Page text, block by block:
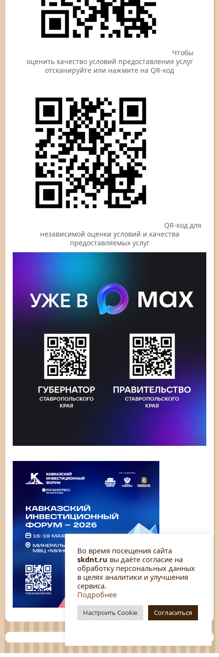
Чтобы
оценить качество условий предоставления услуг
отсканируйте или нажмите на QR-код
QR-код для
независимой оценки условий и качества
предоставляемых услуг
Во время посещения сайта
skdnt.ru вы даёте согласие на
обработку персональных данных
в целях аналитики и улучшения
сервиса.
Подробнее
Настроить Cookie Согласиться